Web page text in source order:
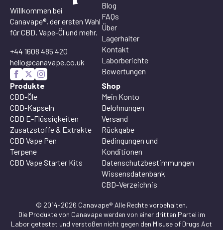
Willkommen bei
Canavape®, der ersten Wahl
für CBD, Vape-Öl und mehr.
+44 1608 485 420
hello@canavape.co.uk
Blog
FAQs
Über
Lagerhalter
Kontakt
Laborberichte
Bewertungen
Produkte
CBD-Öle
CBD-Kapseln
CBD E-Flüssigkeiten
Zusatzstoffe & Extrakte
CBD Vape Pen
Terpene
CBD Vape Starter Kits
Shop
Mein Konto
Belohnungen
Versand
Rückgabe
Bedingungen und
Konditionen
Datenschutzbestimmungen
Wissensdatenbank
CBD-Verzeichnis
© 2014-2026 Canavape® Alle Rechte vorbehalten.
Die Produkte von Canavape werden von einer dritten Partei im
Labor getestet und verstoßen nicht gegen den Misuse of Drugs Act